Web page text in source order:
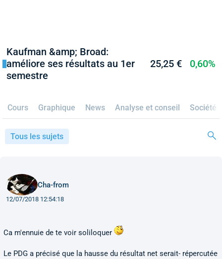
Kaufman &amp; Broad:
améliore ses résultats au 1er
semestre
25,25 € 0,60%
Cours Graphique News Analyse et conseil Société
Tous les sujets
Cha-from
12/07/2018 12:54:18
Ca m'ennuie de te voir soliloquer
Le PDG a précisé que la hausse du résultat net serait- répercutée